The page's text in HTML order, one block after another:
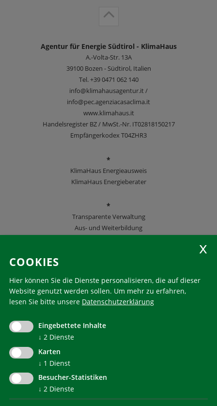
Agentur für Energie Südtirol - KlimaHaus
A.-Volta-Str. 13A
39100 Bozen - Südtirol, Italien
Tel.+39 0471 062 140
info@klimahausagentur.it /
info@pec.agenziacasaclima.it
www.klimahaus.it
Handelsregister BZ / MwSt.-Nr. IT02818150217
Empfängerkodex T04ZHR3
*
KlimaHaus Energieausweis
KlimaHaus Energieberater
*
Transparente Verwaltung
Aus- und Weiterbildung
KlimaHaus ist eine eingetragene Marke. Die Nutzung muss
communication@klimahausagentur.it
© 2022 Agentur für Energie Südtirol - KlimaHaus
COOKIES
Hier können Sie die Dienste personalisieren, die auf dieser
Website genutzt werden sollen. Um mehr zu erfahren,
lesen Sie bitte unsere Datenschutzerklärung
Eingebettete Inhalte
↓ 2 Dienste
Karten
↓ 1 Dienst
Besucher-Statistiken
↓ 2 Dienste